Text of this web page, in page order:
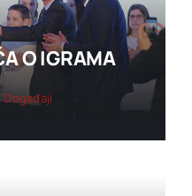
O IGRAMA
Događaji